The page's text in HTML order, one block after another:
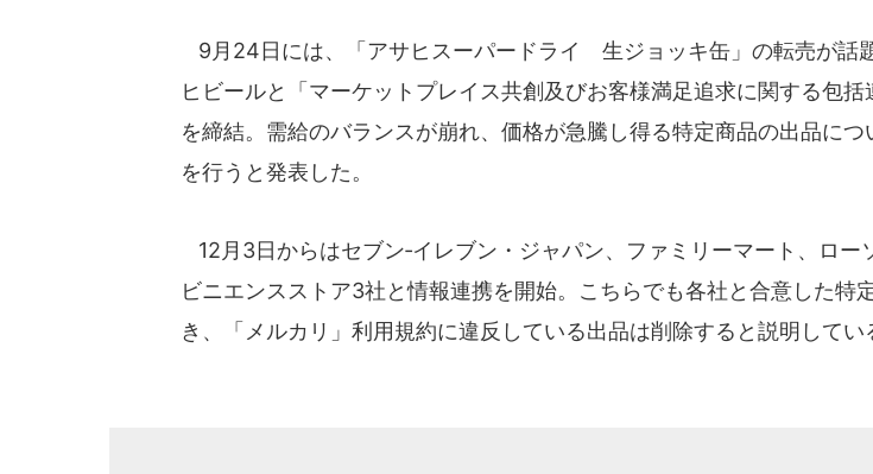
9月24日には、「アサヒスーパードライ 生ジョッキ缶」の転売が話
ヒビールと「マーケットプレイス共創及びお客様満足追求に関する包括
を締結。需給のバランスが崩れ、価格が急騰し得る特定商品の出品につ
を行うと発表した。
12月3日からはセブン‐イレブン・ジャパン、ファミリーマート、ロー
ビニエンスストア3社と情報連携を開始。こちらでも各社と合意した特
き、「メルカリ」利用規約に違反している出品は削除すると説明してい